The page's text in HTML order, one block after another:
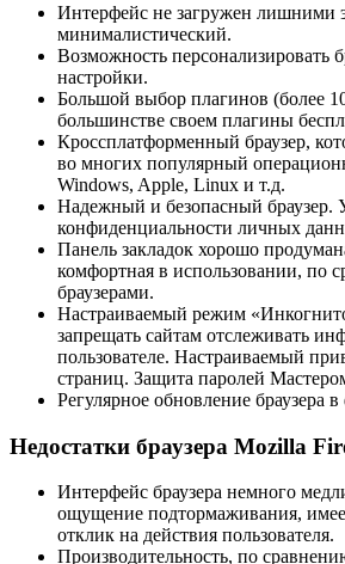
Интерфейс не загружен лишними
минималистический.
Возможность персонализировать
настройки.
Большой выбор плагинов (более
большинстве своем плагины
Кроссплатформенный браузер,
во многих популярный
Windows, Apple, Linux и т.д.
Надежный и безопасный браузер.
конфиденциальности личных
Панель закладок хорошо
комфортная в использовании, по
браузерами.
Настраиваемый режим
запрещать сайтам отслеживать
пользователе. Настраиваемый
страниц. Защита паролей
Регулярное обновление браузера
Недостатки браузера Mozilla
Интерфейс браузера немного
ощущение подтормаживания,
отклик на действия пользователя.
Производительность, по